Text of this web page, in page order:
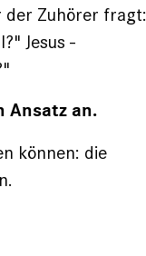
der Zuhörer fragt:
Jesus
Ansatz an.
können: die